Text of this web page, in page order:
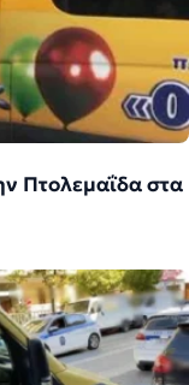
Πτολεμαΐδα στα